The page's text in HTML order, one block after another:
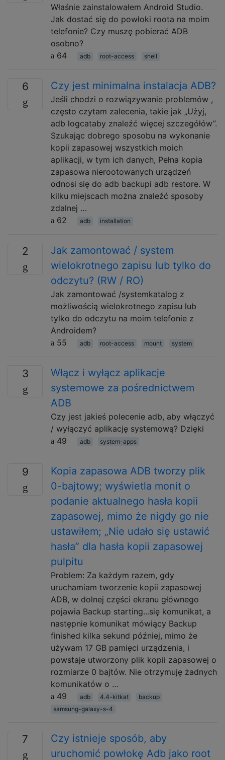
Właśnie zainstalowałem Android Studio.
Jak dostać się do powłoki roota na moim
telefonie? Czy muszę pobierać ADB
osobno?
64
adb root-access shell
6 Czy jest minimalna instalacja ADB?
Jeśli chodzi o rozwiązywanie problemów ,
często czytam zalecenia, takie jak „Użyj,
adb logcataby znaleźć więcej szczegółów”.
Szukając dobrego sposobu na wykonanie
kopii zapasowej wszystkich moich
aplikacji, w tym ich danych, Pełna kopia
zapasowa nierootowanych urządzeń
odnosi się do adb backupi adb restore. W
kilku miejscach można znaleźć sposoby
zdalnej …
62
adb installation
2
Jak zamontować / system
wielokrotnego zapisu lub tylko do
odczytu? (RW / RO)
Jak zamontować /systemkatalog z
możliwością wielokrotnego zapisu lub
tylko do odczytu na moim telefonie z
Androidem?
55
adb root-access mount system
3
Włącz i wyłącz aplikacje
systemowe za pośrednictwem
ADB
Czy jest jakieś polecenie adb, aby włączyć
/ wyłączyć aplikację systemową? Dzięki
49
adb system-apps
9
Kopia zapasowa ADB tworzy plik
0-bajtowy; wyświetla monit o
podanie aktualnego hasła kopii
zapasowej, mimo że nigdy go nie
ustawiłem; „Nie udało się ustawić
hasła” dla hasła kopii zapasowej
pulpitu
Problem: Za każdym razem, gdy
uruchamiam tworzenie kopii zapasowej
ADB, w dolnej części ekranu głównego
pojawia Backup starting...się komunikat, a
następnie komunikat mówiący Backup
finished kilka sekund później, mimo że
używam 17 GB pamięci urządzenia, i
powstaje utworzony plik kopii zapasowej o
rozmiarze 0 bajtów. Nie otrzymuję żadnych
komunikatów o …
49
adb 4.4-kitkat
backup
samsung-galaxy-s-4
7
Czy istnieje sposób, aby
uruchomić powłokę Adb jako root